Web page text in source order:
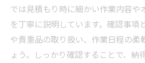
では見積もり時に細かい作業内容や
を丁寧に説明しています。確認事項
や貴重品の取り扱い、作業日程の柔
ょう。しっかり確認することで、納